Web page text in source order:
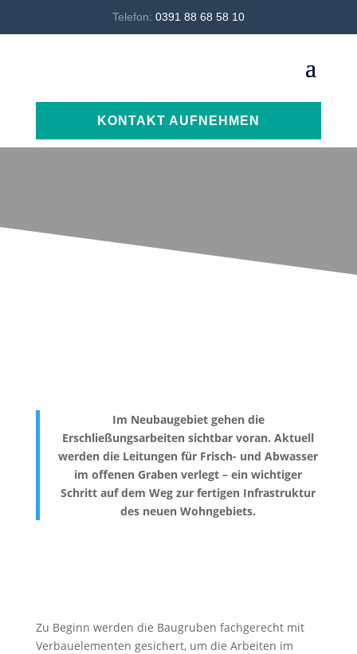
Telefon: 0391 88 68 58 10
KONTAKT AUFNEHMEN
Im Neubaugebiet gehen die
Erschließungsarbeiten sichtbar voran. Aktuell
werden die Leitungen für Frisch- und Abwasser
im offenen Graben verlegt – ein wichtiger
Schritt auf dem Weg zur fertigen Infrastruktur
des neuen Wohngebiets.
Zu Beginn werden die Baugruben fachgerecht mit
Verbauelementen gesichert, um die Arbeiten im